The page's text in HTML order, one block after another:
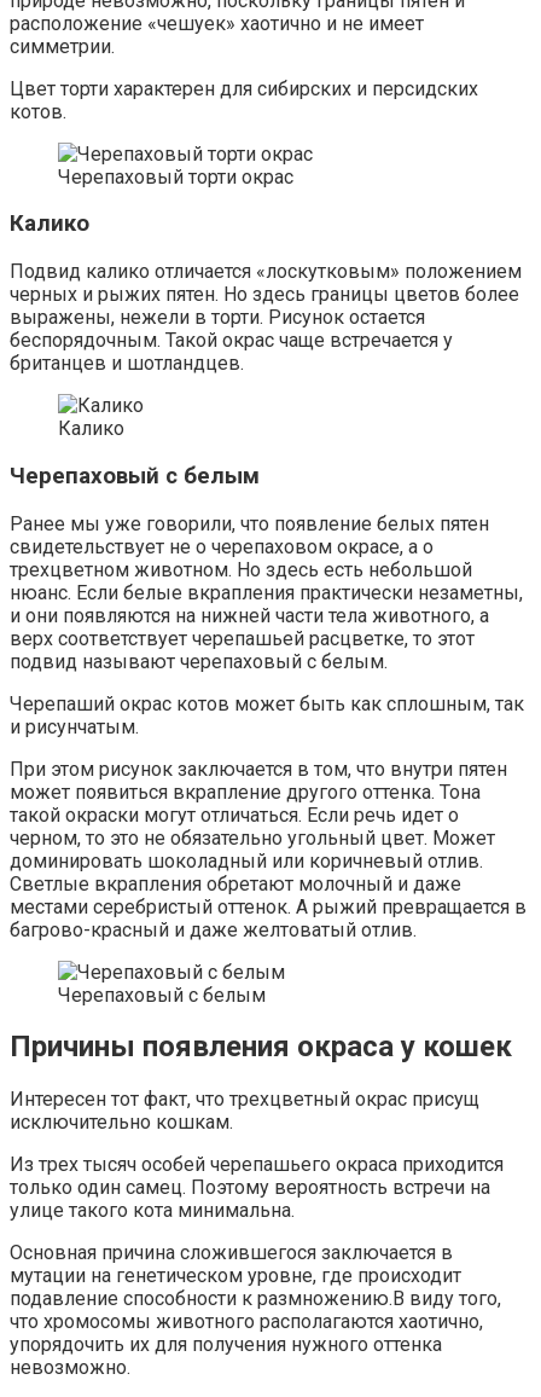
расположение «чешуек» хаотично и не имеет
симметрии.
Цвет торти характерен для сибирских и персидских
котов.
Черепаховый торти окрас
Калико
Подвид калико отличается «лоскутковым» положением
черных и рыжих пятен. Но здесь границы цветов более
выражены, нежели в торти. Рисунок остается
беспорядочным. Такой окрас чаще встречается у
британцев и шотландцев.
Калико
Черепаховый с белым
Ранее мы уже говорили, что появление белых пятен
свидетельствует не о черепаховом окрасе, а о
трехцветном животном. Но здесь есть небольшой
нюанс. Если белые вкрапления практически незаметны,
и они появляются на нижней части тела животного, а
верх соответствует черепашьей расцветке, то этот
подвид называют черепаховый с белым.
Черепаший окрас котов может быть как сплошным, так
и рисунчатым.
При этом рисунок заключается в том, что внутри пятен
может появиться вкрапление другого оттенка. Тона
такой окраски могут отличаться. Если речь идет о
черном, то это не обязательно угольный цвет. Может
доминировать шоколадный или коричневый отлив.
Светлые вкрапления обретают молочный и даже
местами серебристый оттенок. А рыжий превращается в
багрово-красный и даже желтоватый отлив.
Черепаховый с белым
Причины появления окраса у кошек
Интересен тот факт, что трехцветный окрас присущ
исключительно кошкам.
Из трех тысяч особей черепашьего окраса приходится
только один самец. Поэтому вероятность встречи на
улице такого кота минимальна.
Основная причина сложившегося заключается в
мутации на генетическом уровне, где происходит
подавление способности к размножению.В виду того,
что хромосомы животного располагаются хаотично,
упорядочить их для получения нужного оттенка
невозможно.